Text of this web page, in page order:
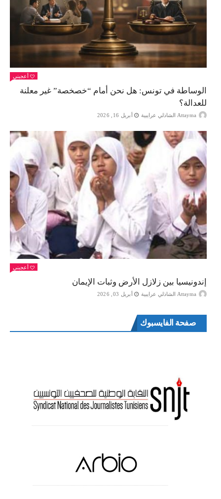
أعجبني
الوساطة في تونس: هل نحن أمام “خصخصة” غير معلنة
للعدالة؟
Attayma الشاذلي عرايبية أبريل 16, 2026
أعجبني
إندونيسيا بين زلازل الأرض وثبات الإيمان
Attayma الشاذلي عرايبية أبريل 03, 2026
صفحة الفايسبوك